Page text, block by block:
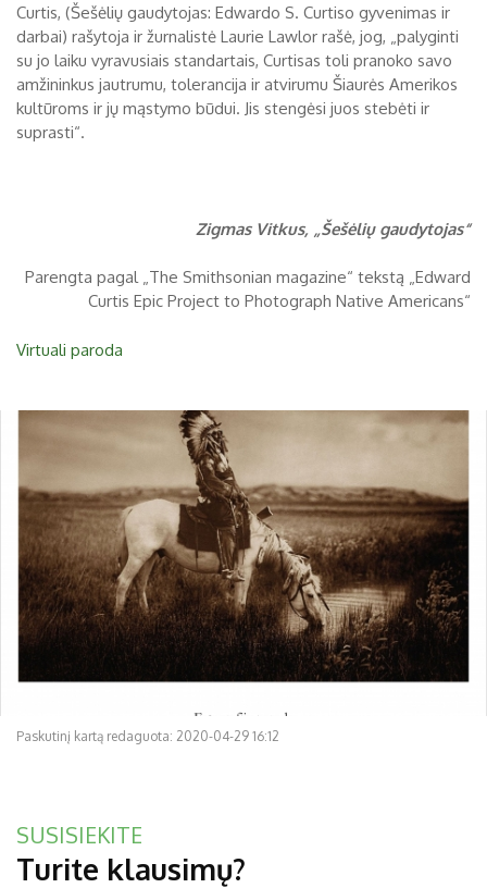
Curtis, (Šešėlių gaudytojas: Edwardo S. Curtiso gyvenimas ir
darbai) rašytoja ir žurnalistė Laurie Lawlor rašė, jog, „palyginti
su jo laiku vyravusiais standartais, Curtisas toli pranoko savo
amžininkus jautrumu, tolerancija ir atvirumu Šiaurės Amerikos
kultūroms ir jų mąstymo būdui. Jis stengėsi juos stebėti ir
suprasti“.
Zigmas Vitkus, „Šešėlių gaudytojas“
Parengta pagal „The Smithsonian magazine“ tekstą „Edward
Curtis Epic Project to Photograph Native Americans“
Virtuali paroda
Paskutinį kartą redaguota: 2020-04-29 16:12
SUSISIEKITE
Turite klausimų?